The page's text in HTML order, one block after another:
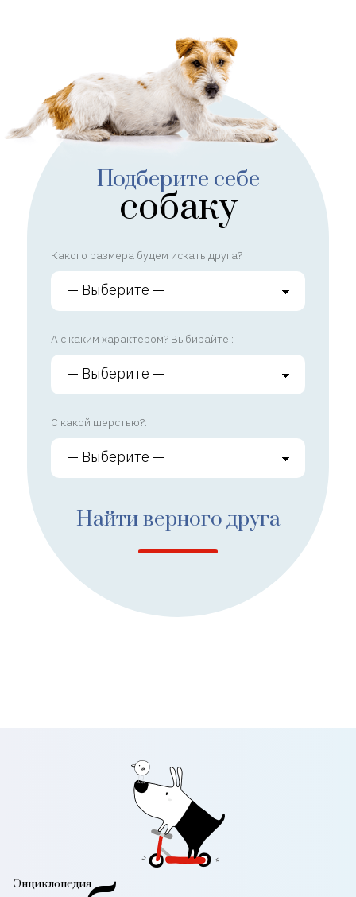
Подберите себе
собаку
Какого размера будем искать друга?
А с каким характером? Выбирайте::
С какой шерстью?:
Найти верного друга
Энциклопедия